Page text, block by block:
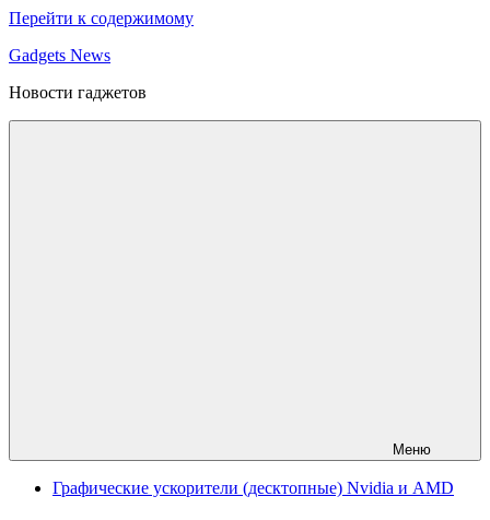
Перейти к содержимому
Gadgets News
Новости гаджетов
Меню
Графические ускорители (десктопные) Nvidia и AMD